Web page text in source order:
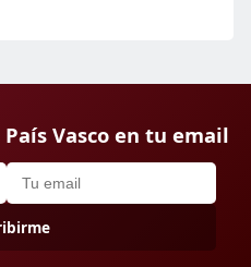
Vasco en tu email